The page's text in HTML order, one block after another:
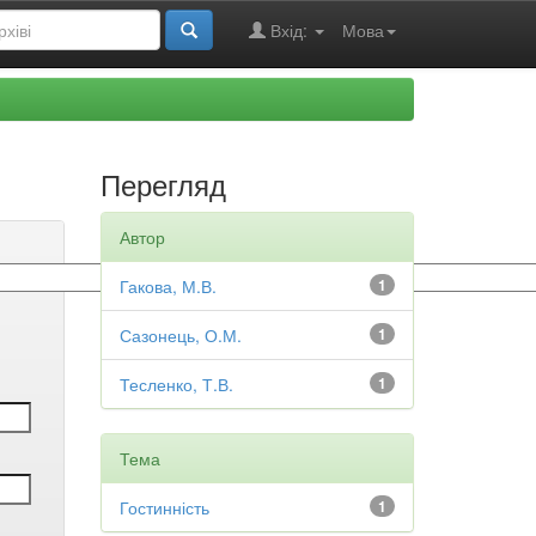
Мова
Вхід:
Перегляд
Автор
1
Гакова, М.В.
1
Сазонець, О.М.
1
Тесленко, Т.В.
Тема
1
Гостинність